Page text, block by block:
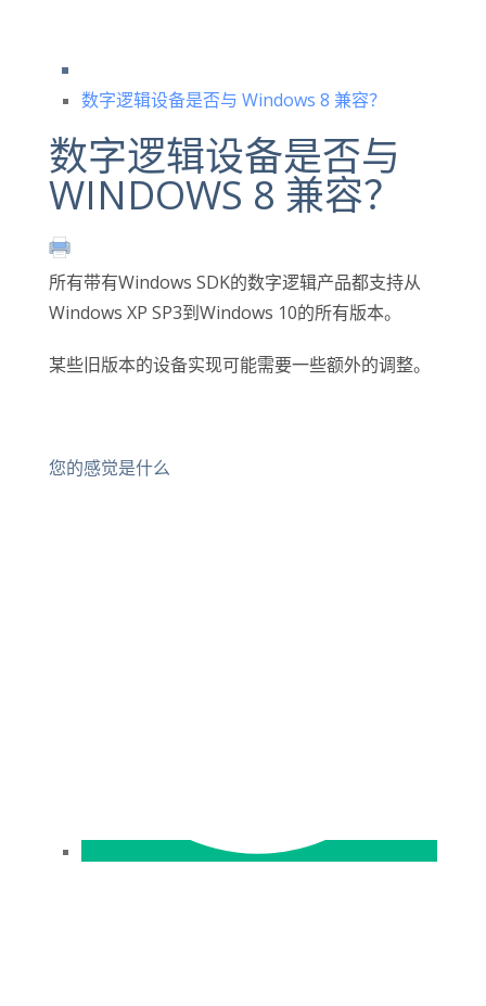
数字逻辑设备是否与 Windows 8 兼容？
数字逻辑设备是否与
WINDOWS 8 兼容？
所有带有Windows SDK的数字逻辑产品都支持从
Windows XP SP3到Windows 10的所有版本。
某些旧版本的设备实现可能需要一些额外的调整。
您的感觉是什么